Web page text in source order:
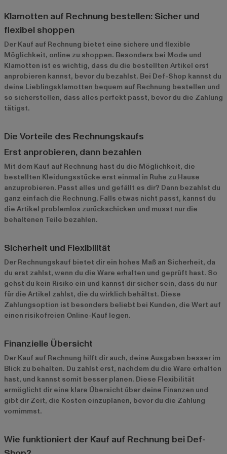
Klamotten auf Rechnung bestellen: Sicher und
flexibel shoppen
Der Kauf auf Rechnung bietet eine sichere und flexible
Möglichkeit, online zu shoppen. Besonders bei Mode und
Klamotten ist es wichtig, dass du die bestellten Artikel erst
anprobieren kannst, bevor du bezahlst. Bei Def-Shop kannst du
deine Lieblingsklamotten bequem auf Rechnung bestellen und
so sicherstellen, dass alles perfekt passt, bevor du die Zahlung
tätigst.
Die Vorteile des Rechnungskaufs
Erst anprobieren, dann bezahlen
Mit dem Kauf auf Rechnung hast du die Möglichkeit, die
bestellten Kleidungsstücke erst einmal in Ruhe zu Hause
anzuprobieren. Passt alles und gefällt es dir? Dann bezahlst du
ganz einfach die Rechnung. Falls etwas nicht passt, kannst du
die Artikel problemlos zurückschicken und musst nur die
behaltenen Teile bezahlen.
Sicherheit und Flexibilität
Der Rechnungskauf bietet dir ein hohes Maß an Sicherheit, da
du erst zahlst, wenn du die Ware erhalten und geprüft hast. So
gehst du kein Risiko ein und kannst dir sicher sein, dass du nur
für die Artikel zahlst, die du wirklich behältst. Diese
Zahlungsoption ist besonders beliebt bei Kunden, die Wert auf
einen risikofreien Online-Kauf legen.
Finanzielle Übersicht
Der Kauf auf Rechnung hilft dir auch, deine Ausgaben besser im
Blick zu behalten. Du zahlst erst, nachdem du die Ware erhalten
hast, und kannst somit besser planen. Diese Flexibilität
ermöglicht dir eine klare Übersicht über deine Finanzen und
gibt dir Zeit, die Kosten einzuplanen, bevor du die Zahlung
vornimmst.
Wie funktioniert der Kauf auf Rechnung bei Def-